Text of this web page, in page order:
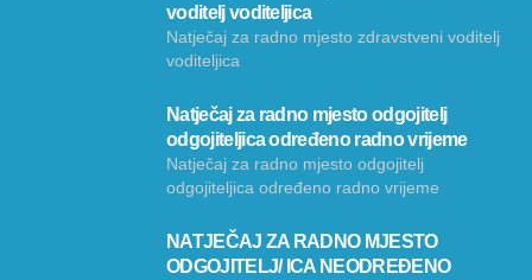
voditelj voditeljica
Natječaj za radno mjesto zdravstveni voditelj
voditeljica
Natječaj za radno mjesto odgojitelj
odgojiteljica određeno radno vrijeme
Natječaj za radno mjesto odgojitelj
odgojiteljica određeno radno vrijeme
NATJEČAJ ZA RADNO MJESTO
ODGOJITELJ/ ICA NEODREĐENO